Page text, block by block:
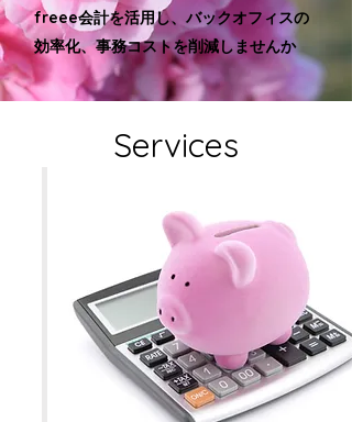
freee会計を活用し、バックオフィスの
効率化、事務コストを削減しませんか
Services